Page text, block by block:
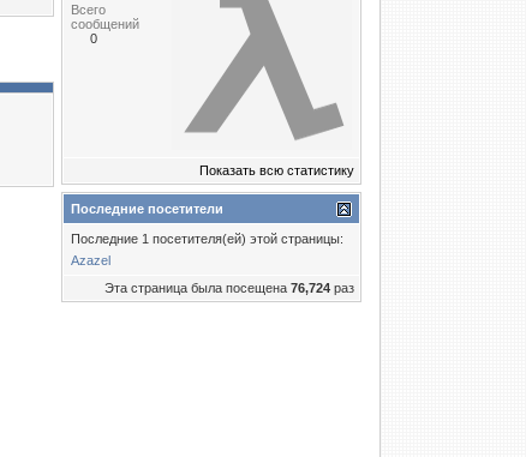
Всего
сообщений
0
Показать всю статистику
Последние посетители
Последние 1 посетителя(ей) этой страницы:
Azazel
Эта страница была посещена 76,724 раз